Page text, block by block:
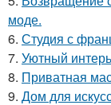
моде.
6. Студия с
7. Уютный
8. Приватная
9. Дом для